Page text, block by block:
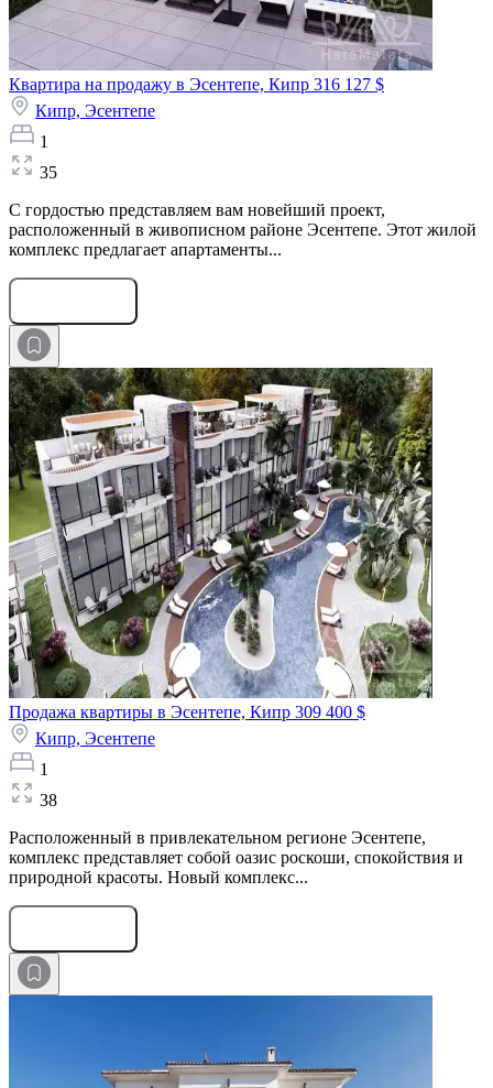
Квартира на продажу в Эсентепе, Кипр 316 127 $
Кипр, Эсентепе
1
35
С гордостью представляем вам новейший проект,
расположенный в живописном районе Эсентепе. Этот жилой
комплекс предлагает апартаменты...
Продажа квартиры в Эсентепе, Кипр 309 400 $
Кипр, Эсентепе
1
38
Расположенный в привлекательном регионе Эсентепе,
комплекс представляет собой оазис роскоши, спокойствия и
природной красоты. Новый комплекс...